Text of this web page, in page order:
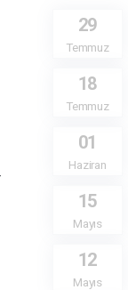
29
Temmuz
18
Temmuz
01
Haziran
15
Mayıs
12
Mayıs